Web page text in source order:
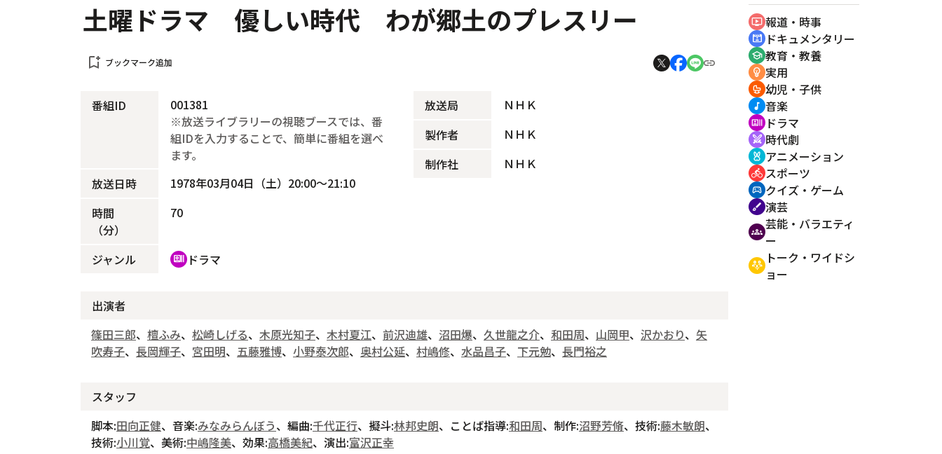
土曜ドラマ 優しい時代 わが郷土のプレスリー
bookmark_add ブックマーク追加
番組ID
001381
※放送ライブラリーの視聴ブースでは、番
組IDを入力することで、簡単に番組を選べ
ます。
放送日時
1978年03月04日（土）20:00～21:10
時間
（分）
70
ジャンル recent_actors ドラマ
放送局
ＮＨＫ
製作者
ＮＨＫ
制作社
ＮＨＫ
出演者
篠田三郎、 檀ふみ、 松崎しげる、 木原光知子、 木村夏江、 前沢迪雄、 沼田爆、 久世龍之介、 和田周、 山岡甲、 沢かおり、 矢
吹寿子、 長岡輝子、 宮田明、 五藤雅博、 小野泰次郎、 奥村公延、 村嶋修、 水品昌子、 下元勉、 長門裕之
スタッフ
脚本:田向正健、音楽:みなみらんぼう、編曲:千代正行、擬斗:林邦史朗、ことば指導:和田周、制作:沼野芳脩、技術:藤木敏朗、
技術:小川覚、美術:中嶋隆美、効果:高橋美紀、演出:富沢正幸
ondemand_video 報道・時事
cinematic_blur ドキュメンタリー
school 教育・教養
emoji_objects 実用
crib 幼児・子供
music_note 音楽
recent_actors ドラマ
swords 時代劇
cruelty_free アニメーション
directions_bike スポーツ
sports_esports クイズ・ゲーム
brush 演芸
groups 芸能・バラエティ
ー
adaptive_audio_mic トーク・ワイドシ
ョー